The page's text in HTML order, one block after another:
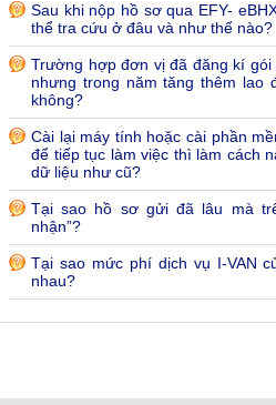
Sau khi nộp hồ sơ qua EFY-
thể tra cứu ở đâu và như thế nào?
Trường hợp đơn vị đã đăng kí gói
nhưng trong năm tăng thêm lao
không?
Cài lại máy tính hoặc cài phần
để tiếp tục làm việc thì làm cách
dữ liệu như cũ?
Tại sao hồ sơ gửi đã lâu mà
nhận”?
Tại sao mức phí dịch vụ I-VAN
nhau?